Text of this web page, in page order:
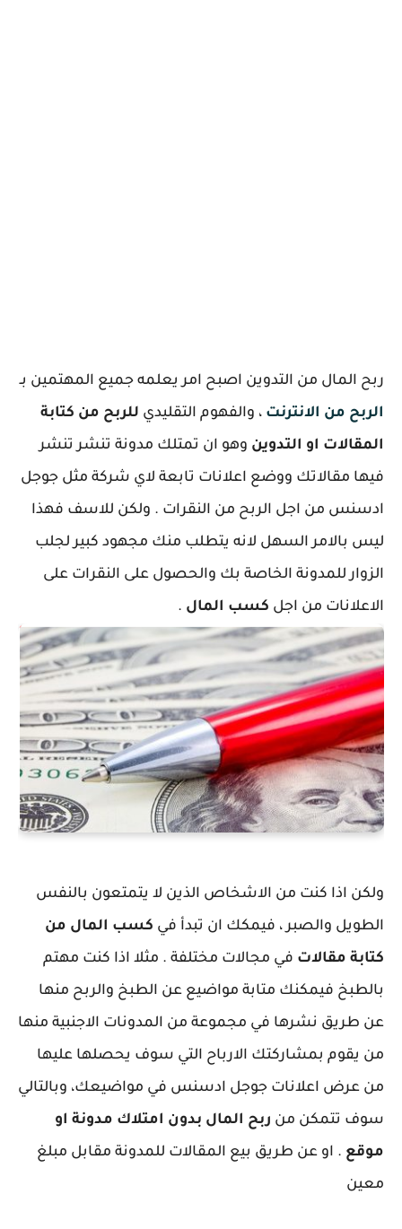
ربح المال من التدوين اصبح امر يعلمه جميع المهتمين بـ
الربح من الانترنت ، والفهوم التقليدي للربح من كتابة
المقالات او التدوين وهو ان تمتلك مدونة تنشر تنشر
فيها مقالاتك ووضع اعلانات تابعة لاي شركة مثل جوجل
ادسنس من اجل الربح من النقرات . ولكن للاسف فهذا
ليس بالامر السهل لانه يتطلب منك مجهود كبير لجلب
الزوار للمدونة الخاصة بك والحصول على النقرات على
الاعلانات من اجل كسب المال .
ولكن اذا كنت من الاشخاص الذين لا يتمتعون بالنفس
الطويل والصبر ، فيمكك ان تبدأ في كسب المال من
كتابة مقالات في مجالات مختلفة . مثلا اذا كنت مهتم
بالطبخ فيمكنك متابة مواضيع عن الطبخ والربح منها
عن طريق نشرها في مجموعة من المدونات الاجنبية منها
من يقوم بمشاركتك الارباح التي سوف يحصلها عليها
من عرض اعلانات جوجل ادسنس في مواضيعك، وبالتالي
سوف تتمكن من ربح المال بدون امتلاك مدونة او
موقع . او عن طريق بيع المقالات للمدونة مقابل مبلغ
معين